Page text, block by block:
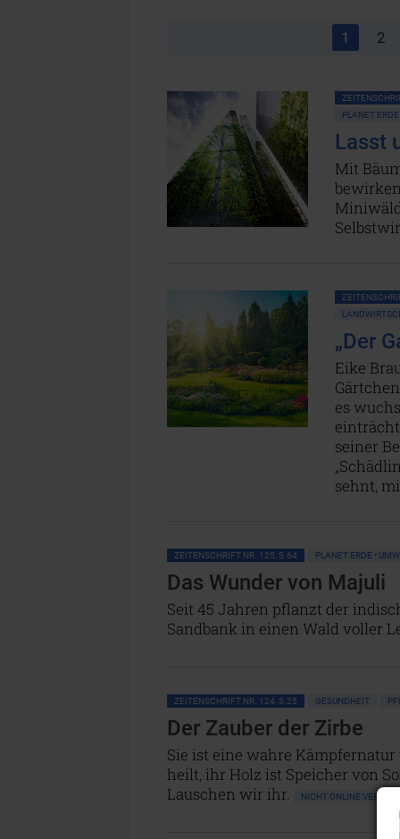
1 2
PLANET
Lasst
Mit
„Der
Eike
es
seiner
sehnt,
ZEITENSCHRIFT NR. 125, S.64 PLANET ERDE •
Das Wunder von Majuli
Seit 45 Jahren pflanzt der
Sandbank in einen Wald voller
ZEITENSCHRIFT NR. 124, S.25 GESUNDHEIT
Der Zauber der Zirbe
Sie ist eine wahre
heilt, ihr Holz ist Speicher von
Lauschen wir ihr.
NICHT ONLINE